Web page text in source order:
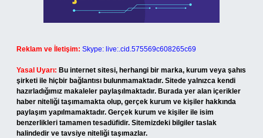
Reklam ve İletişim: Skype: live:.cid.575569c608265c69
Yasal Uyarı: Bu internet sitesi, herhangi bir marka, kurum veya şahıs
şirketi ile hiçbir bağlantısı bulunmamaktadır. Sitede yalnızca kendi
hazırladığımız makaleler paylaşılmaktadır. Burada yer alan içerikler
haber niteliği taşımamakta olup, gerçek kurum ve kişiler hakkında
paylaşım yapılmamaktadır. Gerçek kurum ve kişiler ile isim
benzerlikleri tamamen tesadüfidir. Sitemizdeki bilgiler taslak
halindedir ve tavsiye niteliği taşımazlar.